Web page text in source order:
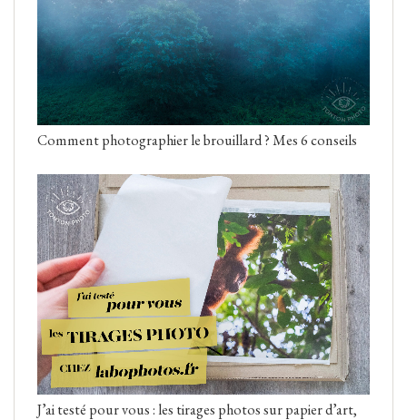
Comment photographier le brouillard ? Mes 6 conseils
J’ai testé pour vous : les tirages photos sur papier d’art,